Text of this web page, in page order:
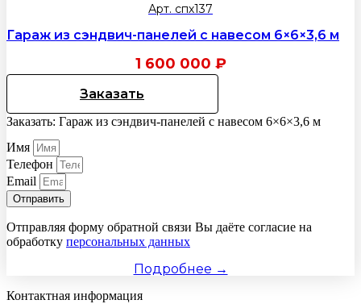
Арт. спх137
Гараж из сэндвич-панелей с навесом 6×6×3,6 м
1 600 000 ₽
Заказать
Заказать: Гараж из сэндвич-панелей с навесом 6×6×3,6 м
Имя
Телефон
Email
Отправить
Отправляя форму обратной связи Вы даёте согласие на
обработку персональных данных
Подробнее →
Контактная информация